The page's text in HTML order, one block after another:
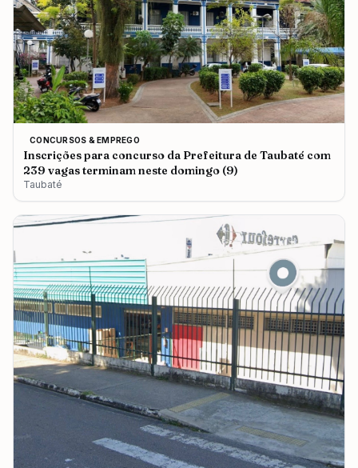
CONCURSOS & EMPREGO
Inscrições para concurso da Prefeitura de Taubaté com
239 vagas terminam neste domingo (9)
Taubaté